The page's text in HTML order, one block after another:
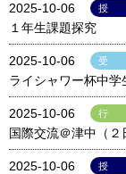
2025-10-06
１年生課題探究
2025-10-06
ライシャワー杯中学
2025-10-06
国際交流＠津中（２
2025-10-06